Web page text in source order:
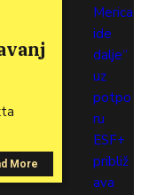
More
Merica
ide
dalje“
uz
potpo
ru
ESF+
približ
ava